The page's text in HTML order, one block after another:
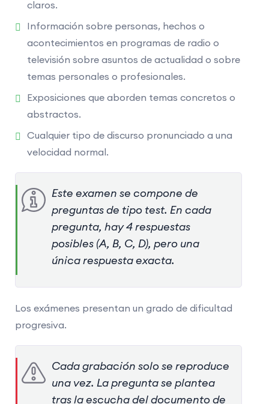
con un examinador: 3 ejercicios. Duración: 12
minutos (incluidos 2 minutos de preparación).
La duración del TCF Quebec varía en función del
número de exámenes presentados (entre 12
minutos como mínimo y 2 horas y 22 minutos
como máximo).
claros.
Información sobre personas, hechos o
acontecimientos en programas de radio o
televisión sobre asuntos de actualidad o sobre
temas personales o profesionales.
Exposiciones que aborden temas concretos o
abstractos.
Cualquier tipo de discurso pronunciado a una
velocidad normal.
Este examen se compone de
preguntas de tipo test. En cada
pregunta, hay 4 respuestas
posibles (A, B, C, D), pero una
única respuesta exacta.
Los exámenes presentan un grado de dificultad
progresiva.
Cada grabación solo se reproduce
una vez. La pregunta se plantea
tras la escucha del documento de